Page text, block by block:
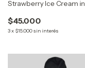
Strawberry Ice Cream in
$45.000
3x $15.000 sin interés